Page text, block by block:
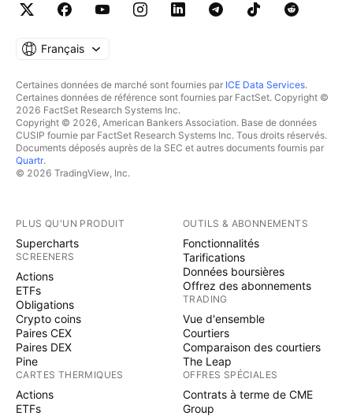
Français
Certaines données de marché sont fournies par ICE Data Services.
Certaines données de référence sont fournies par FactSet. Copyright ©
2026 FactSet Research Systems Inc.
Copyright © 2026, American Bankers Association. Base de données
CUSIP fournie par FactSet Research Systems Inc. Tous droits réservés.
Documents déposés auprès de la SEC et autres documents fournis par
Quartr.
© 2026 TradingView, Inc.
PLUS QU'UN PRODUIT
Supercharts
SCREENERS
Actions
ETFs
Obligations
Crypto coins
Paires CEX
Paires DEX
Pine
CARTES THERMIQUES
Actions
ETFs
OUTILS & ABONNEMENTS
Fonctionnalités
Tarifications
Données boursières
Offrez des abonnements
TRADING
Vue d'ensemble
Courtiers
Comparaison des courtiers
The Leap
OFFRES SPÉCIALES
Contrats à terme de CME
Group